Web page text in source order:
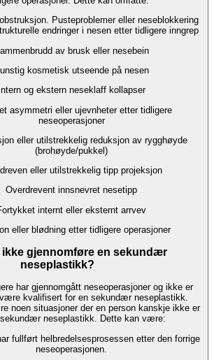
Pusteproblemer eller neseblokkering
endringer i nesen etter tidligere inngrep
av brusk eller nesebein
kosmetisk utseende på nesen
Intern og ekstern neseklaff kollapser
asymmetri eller ujevnheter etter tidligere
neseoperasjoner
eller utilstrekkelig reduksjon av rygghøyde
(brohøyde/pukkel)
eller utilstrekkelig tipp projeksjon
Overdrevent innsnevret nesetipp
internt eller eksternt arrvev
eller blødning etter tidligere operasjoner
ikke gjennomføre en sekundær
neseplastikk?
har gjennomgått neseoperasjoner og ikke er
kvalifisert for en sekundær neseplastikk.
noen situasjoner der en person kanskje ikke er
neseplastikk. Dette kan være:
fullført helbredelsesprosessen etter den forrige
neseoperasjonen.